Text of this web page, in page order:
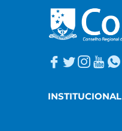
INSTITUCIONAL